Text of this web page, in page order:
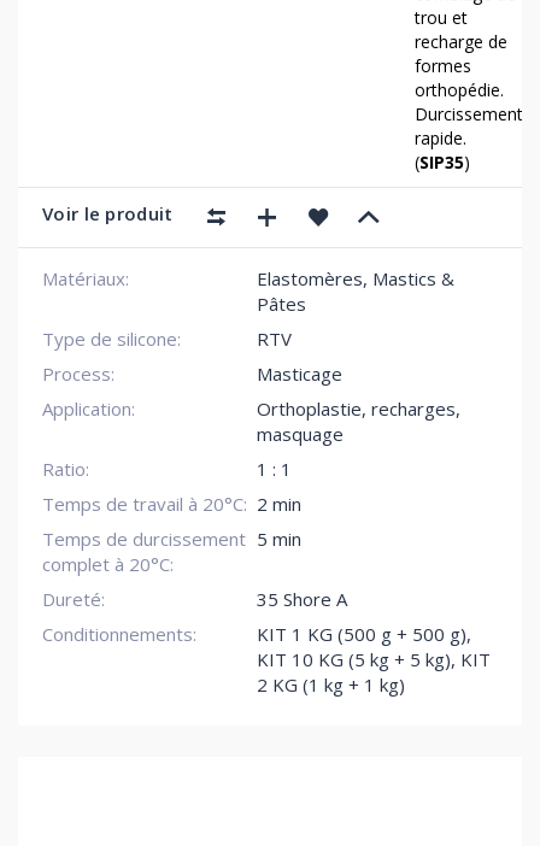
trou et
recharge de
formes
orthopédie.
Durcissement
rapide.
(SIP35)
Voir le produit
Matériaux:
Elastomères, Mastics &
Pâtes
Type de silicone:
RTV
Process:
Masticage
Application:
Orthoplastie, recharges,
masquage
Ratio:
1 : 1
Temps de travail à 20°C: 2 min
Temps de durcissement
complet à 20°C:
5 min
Dureté:
35 Shore A
Conditionnements:
KIT 1 KG (500 g + 500 g),
KIT 10 KG (5 kg + 5 kg), KIT
2 KG (1 kg + 1 kg)